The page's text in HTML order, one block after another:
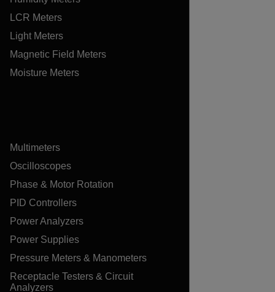
LCR Meters
Light Meters
Magnetic Field Meters
Moisture Meters
Multimeters
Oscilloscopes
Phase & Motor Rotation
PID Controllers
Power Analyzers
Power Supplies
Pressure Meters & Manometers
Receptacle Testers & Circuit
Analyzers